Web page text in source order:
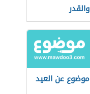
والقدر
موضوع عن العيد